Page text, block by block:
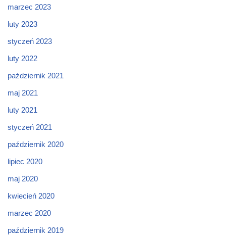
marzec 2023
luty 2023
styczeń 2023
luty 2022
październik 2021
maj 2021
luty 2021
styczeń 2021
październik 2020
lipiec 2020
maj 2020
kwiecień 2020
marzec 2020
październik 2019